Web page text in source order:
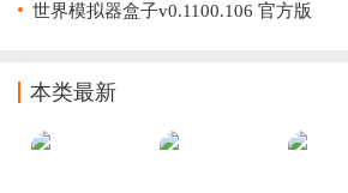
世界模拟器盒子v0.1100.106 官方版
本类最新